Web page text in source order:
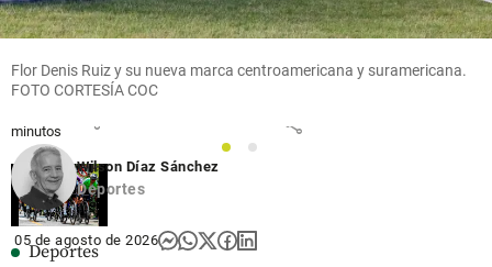
Caminata
Canina y
Mascotas
minutos
share
desde Cali
Colombia,
Abelardo
de la
Espriella
share
Deportes
Flor Denis Ruiz y su nueva marca centroamericana y suramericana.
FOTO CORTESÍA COC
1
2
Wilson Díaz Sánchez
Deportes
05 de agosto de 2026